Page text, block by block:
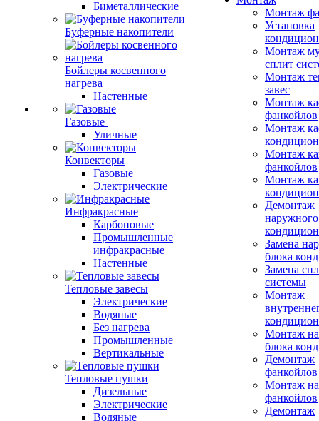
Биметаллические
Буферные накопители
Бойлеры косвенного
нагрева
Настенные
Газовые
Уличные
Конвекторы
Газовые
Электрические
Инфракрасные
Карбоновые
Промышленные
инфракрасные
Настенные
Тепловые завесы
Электрические
Водяные
Без нагрева
Промышленные
Вертикальные
Тепловые пушки
Дизельные
Электрические
Водяные
Монтаж
Установка
Монтаж
сплит
Монтаж
завес
Монтаж
фанкойлов
Монтаж
Монтаж
фанкойлов
Монтаж
Демонтаж
Замена
блока
Замена
системы
Монтаж
Монтаж
блока
Демонтаж
фанкойлов
Монтаж
фанкойлов
Демонтаж